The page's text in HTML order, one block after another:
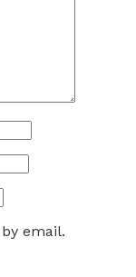
email.